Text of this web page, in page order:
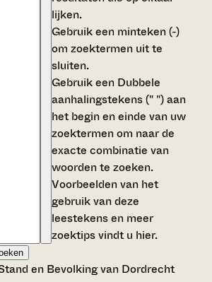
lijken.
Gebruik een minteken (-)
om zoektermen uit te
sluiten.
Gebruik een Dubbele
aanhalingstekens (" ")aan
het begin en einde van uw
zoektermen om naar de
exacte combinatie van
woorden te zoeken.
Voorbeelden van het
gebruik van deze
leestekens en meer
zoektips vindt u hier.
en Bevolking van Dordrecht